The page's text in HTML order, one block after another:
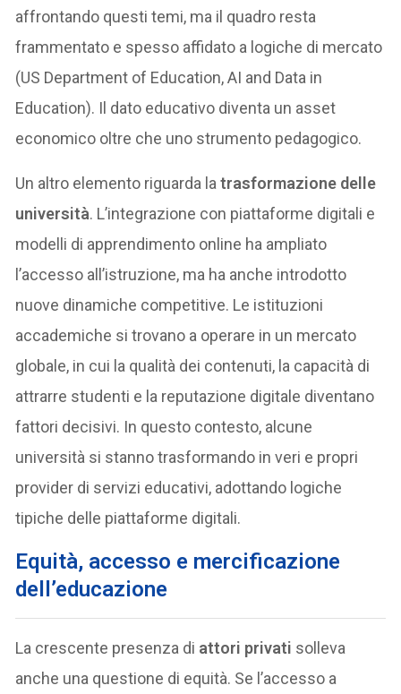
affrontando questi temi, ma il quadro resta
frammentato e spesso affidato a logiche di mercato
(US Department of Education, AI and Data in
Education). Il dato educativo diventa un asset
economico oltre che uno strumento pedagogico.
Un altro elemento riguarda latrasformazione delle
università. L’integrazione con piattaforme digitali e
modelli di apprendimento online ha ampliato
l’accesso all’istruzione, ma ha anche introdotto
nuove dinamiche competitive. Le istituzioni
accademiche si trovano a operare in un mercato
globale, in cui la qualità dei contenuti, la capacità di
attrarre studenti e la reputazione digitale diventano
fattori decisivi. In questo contesto, alcune
università si stanno trasformando in veri e propri
provider di servizi educativi, adottando logiche
tipiche delle piattaforme digitali.
Equità, accesso e mercificazione
dell’educazione
La crescente presenza di attori privati solleva
anche una questione di equità. Se l’accesso a